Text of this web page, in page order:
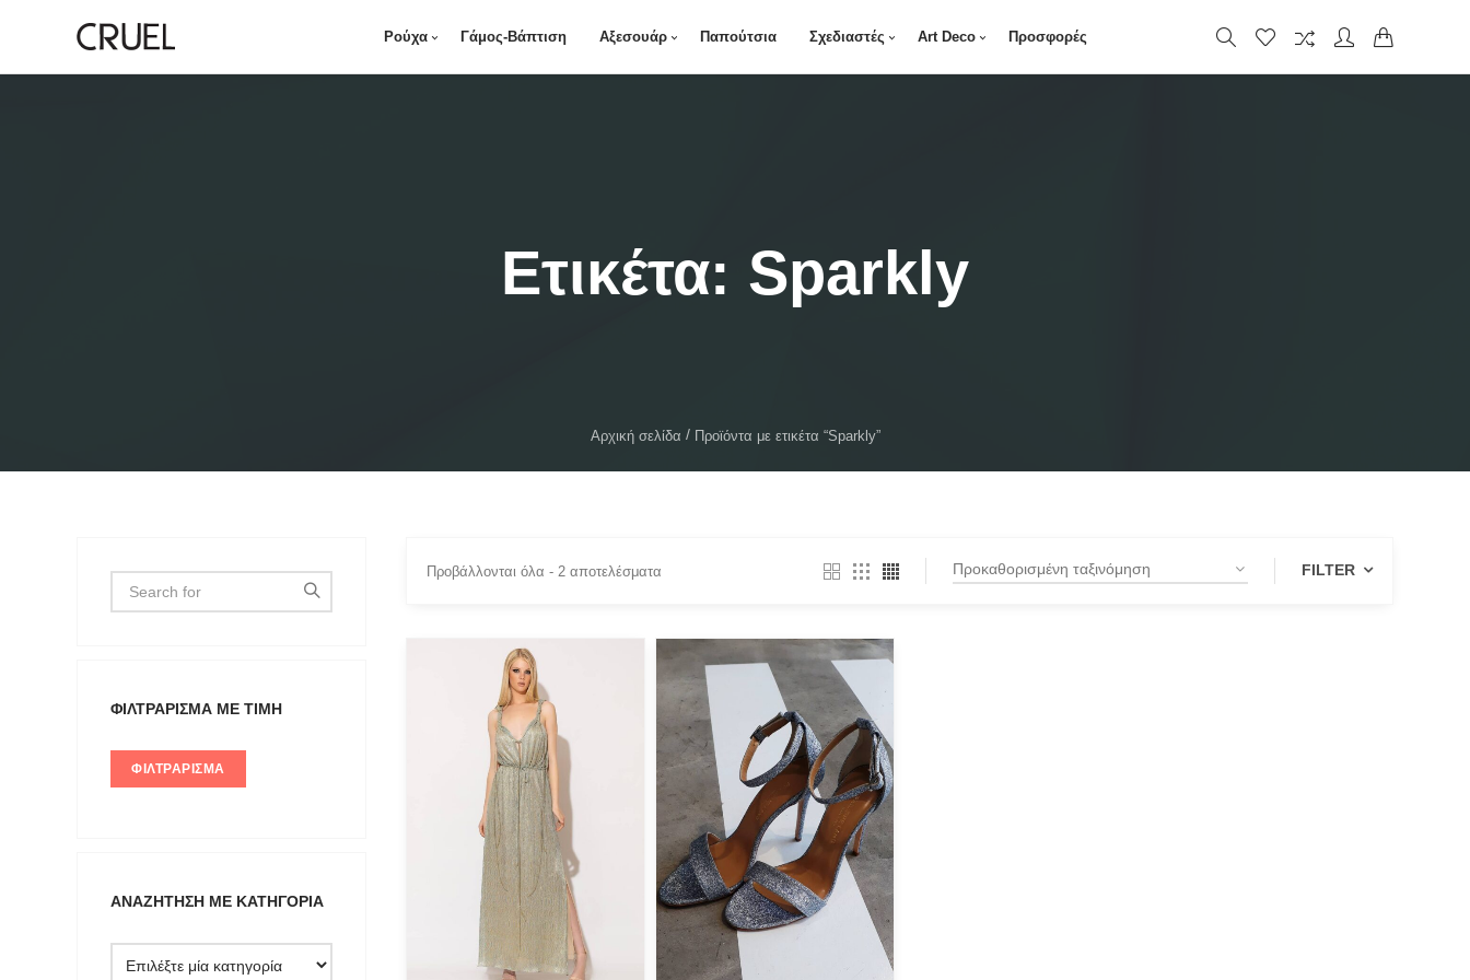
Type anything to search, then press enter or Search Button
Ρούχα Γάμος-Βάπτιση Αξεσουάρ Παπούτσια Σχεδιαστές Art Deco Προσφορές
Ετικέτα: Sparkly
Αρχική σελίδα Προϊόντα με ετικέτα “Sparkly”
Προβάλλονται όλα - 2 αποτελέσματα FILTER
FILTER BY PRODUCT CATEGORIES
Actitude Twinset
ANTIDOTE KNITWEAR
ARGALIOS
Art Deco
BUFFALO
C-THROU
CABAIA
CANADIAN CLASSICS
ΦΙΛΤΡΆΡΙΣΜΑ ΜΕ ΤΙΜΉ
ΦΙΛΤΡΆΡΙΣΜΑ
ΑΝΑΖΉΤΗΣΗ ΜΕ ΚΑΤΗΓΟΡΊΑ